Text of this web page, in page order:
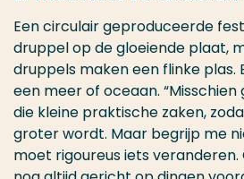
Een circulair geproduceerde
druppel op de gloeiende plaat,
druppels maken een flinke plas.
een meer of oceaan.
die kleine praktische zaken,
groter wordt. Maar begrijp me
moet rigoureus iets veranderen.